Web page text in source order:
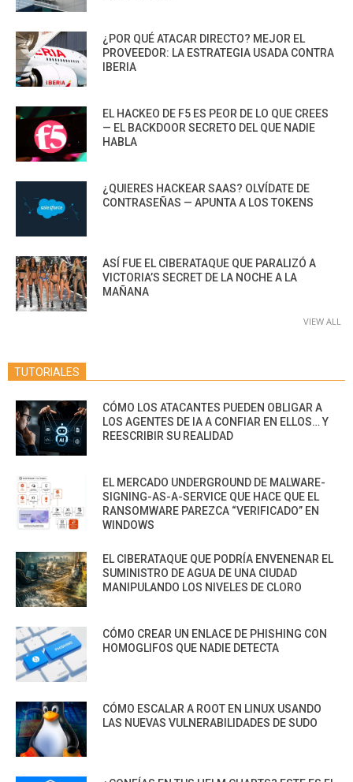
¿POR QUÉ ATACAR DIRECTO? MEJOR EL
PROVEEDOR: LA ESTRATEGIA USADA CONTRA
IBERIA
EL HACKEO DE F5 ES PEOR DE LO QUE CREES
— EL BACKDOOR SECRETO DEL QUE NADIE
HABLA
¿QUIERES HACKEAR SAAS? OLVÍDATE DE
CONTRASEÑAS — APUNTA A LOS TOKENS
ASÍ FUE EL CIBERATAQUE QUE PARALIZÓ A
VICTORIA’S SECRET DE LA NOCHE A LA
MAÑANA
VIEW ALL
TUTORIALES
CÓMO LOS ATACANTES PUEDEN OBLIGAR A
LOS AGENTES DE IA A CONFIAR EN ELLOS… Y
REESCRIBIR SU REALIDAD
EL MERCADO UNDERGROUND DE MALWARE-
SIGNING-AS-A-SERVICE QUE HACE QUE EL
RANSOMWARE PAREZCA “VERIFICADO” EN
WINDOWS
EL CIBERATAQUE QUE PODRÍA ENVENENAR EL
SUMINISTRO DE AGUA DE UNA CIUDAD
MANIPULANDO LOS NIVELES DE CLORO
CÓMO CREAR UN ENLACE DE PHISHING CON
HOMOGLIFOS QUE NADIE DETECTA
CÓMO ESCALAR A ROOT EN LINUX USANDO
LAS NUEVAS VULNERABILIDADES DE SUDO